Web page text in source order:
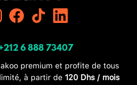
6 888 73407
premium et profite de tous
à partir de 120 Dhs / mois